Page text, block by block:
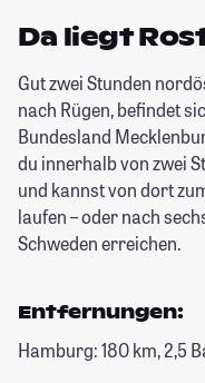
Da liegt
Gut zwei Stunden
nach Rügen, befindet
Bundesland
du innerhalb von zwei
und kannst von dort
laufen – oder nach
Schweden erreichen.
Entfernungen:
Hamburg: 180 km, 2,5